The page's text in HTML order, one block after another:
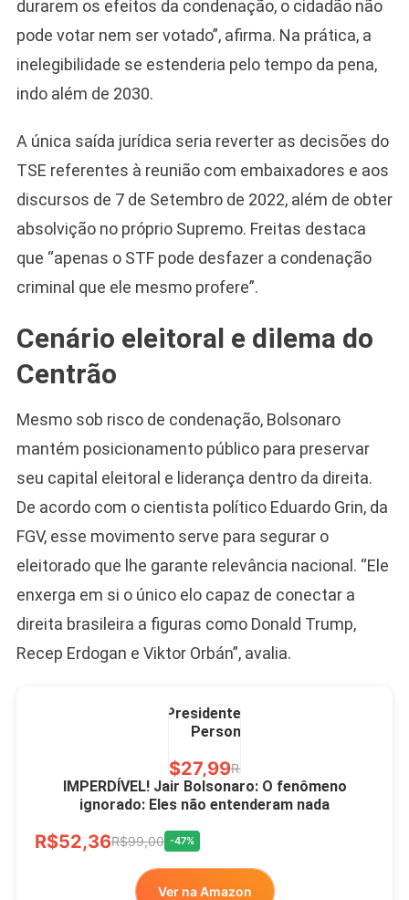
durarem os efeitos da condenação, o cidadão não
pode votar nem ser votado”, afirma. Na prática, a
inelegibilidade se estenderia pelo tempo da pena,
indo além de 2030.
A única saída jurídica seria reverter as decisões do
TSE referentes à reunião com embaixadores e aos
discursos de 7 de Setembro de 2022, além de obter
absolvição no próprio Supremo. Freitas destaca
que “apenas o STF pode desfazer a condenação
criminal que ele mesmo profere”.
Cenário eleitoral e dilema do
Centrão
Mesmo sob risco de condenação, Bolsonaro
mantém posicionamento público para preservar
seu capital eleitoral e liderança dentro da direita.
De acordo com o cientista político Eduardo Grin, da
FGV, esse movimento serve para segurar o
eleitorado que lhe garante relevância nacional. “Ele
enxerga em si o único elo capaz de conectar a
direita brasileira a figuras como Donald Trump,
Recep Erdogan e Viktor Orbán”, avalia.
10,00 S/JUROS
R$60,00R$99,00 -39%
Ver no MERCADO
LIVRE
Presidente Porcelana
Personalizada
R$27,99R$49,00
IMPERDÍVEL! Jair Bolsonaro: O fenômeno
ignorado: Eles não entenderam nada
R$52,36R$99,00 -47%
Ver na Amazon